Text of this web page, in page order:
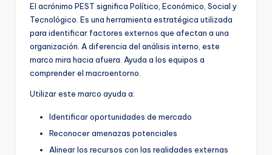
si
El acrónimo PEST significa Político, Económico, Social y
Tecnológico. Es una herramienta estratégica utilizada
para identificar factores externos que afectan a una
organización. A diferencia del análisis interno, este
marco mira hacia afuera. Ayuda a los equipos a
comprender el macroentorno.
Utilizar este marco ayuda a:
Identificar oportunidades de mercado
Reconocer amenazas potenciales
Alinear los recursos con las realidades externas